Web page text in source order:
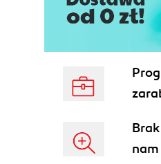
Type
Encapsulation
Everyday
Public
Getters
nam